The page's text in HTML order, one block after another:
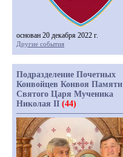
основан 20 декабря 2022 г.
Другие события
Подразделение Почетных
Конвойцев Конвоя Памяти
Святого Царя Мученика
Николая II (44)